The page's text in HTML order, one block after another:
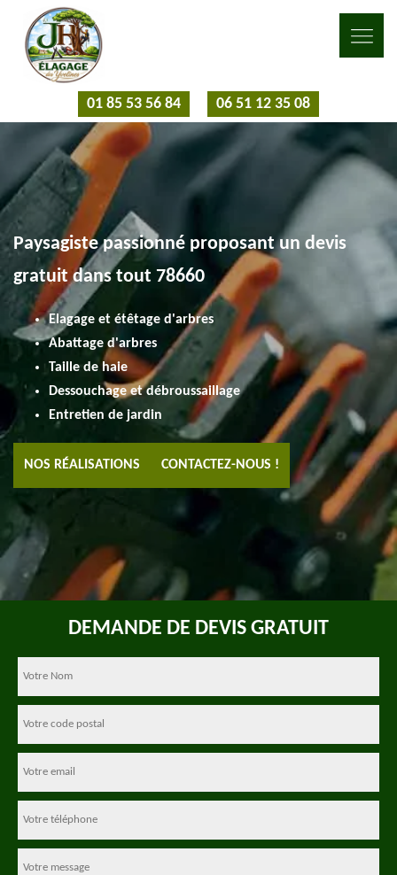
01 85 53 56 84 06 51 12 35 08
Paysagiste passionné proposant un devis
gratuit dans tout 78660
Elagage et étêtage d'arbres
Abattage d'arbres
Taille de haie
Dessouchage et débroussaillage
Entretien de jardin
NOS RÉALISATIONS CONTACTEZ-NOUS !
DEMANDE DE DEVIS GRATUIT